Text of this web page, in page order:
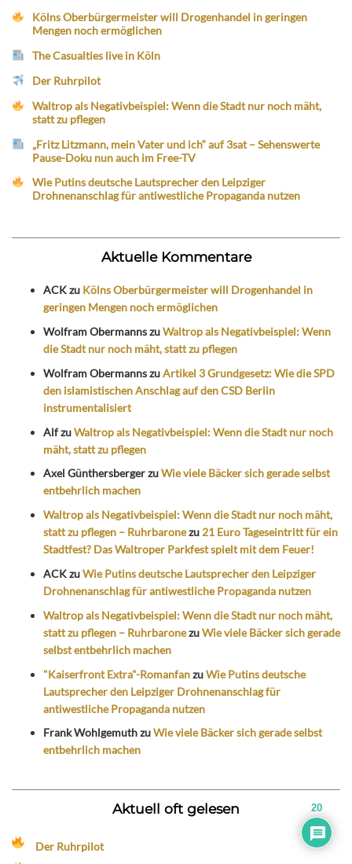
Kölns Oberbürgermeister will Drogenhandel in geringen
Mengen noch ermöglichen
The Casualties live in Köln
Der Ruhrpilot
Waltrop als Negativbeispiel: Wenn die Stadt nur noch mäht,
statt zu pflegen
„Fritz Litzmann, mein Vater und ich“ auf 3sat – Sehenswerte
Pause-Doku nun auch im Free-TV
Wie Putins deutsche Lautsprecher den Leipziger
Drohnenanschlag für antiwestliche Propaganda nutzen
Aktuelle Kommentare
ACKzu Kölns Oberbürgermeister will Drogenhandel in
geringen Mengen noch ermöglichen
Wolfram ObermannszuWaltrop als Negativbeispiel: Wenn
die Stadt nur noch mäht, statt zu pflegen
Wolfram ObermannszuArtikel 3 Grundgesetz: Wie die SPD
den islamistischen Anschlag auf den CSD Berlin
instrumentalisiert
AlfzuWaltrop als Negativbeispiel: Wenn die Stadt nur noch
mäht, statt zu pflegen
Axel GünthersbergerzuWie viele Bäcker sich gerade selbst
entbehrlich machen
Waltrop als Negativbeispiel: Wenn die Stadt nur noch mäht,
statt zu pflegen – Ruhrbaronezu 21 Euro Tageseintritt für ein
Stadtfest? Das Waltroper Parkfest spielt mit dem Feuer!
ACKzuWie Putins deutsche Lautsprecher den Leipziger
Drohnenanschlag für antiwestliche Propaganda nutzen
Waltrop als Negativbeispiel: Wenn die Stadt nur noch mäht,
statt zu pflegen – RuhrbaronezuWie viele Bäcker sich gerade
selbst entbehrlich machen
"Kaiserfront Extra"-RomanfanzuWie Putins deutsche
Lautsprecher den Leipziger Drohnenanschlag für
antiwestliche Propaganda nutzen
Frank WohlgemuthzuWie viele Bäcker sich gerade selbst
entbehrlich machen
Aktuell oft gelesen
Der Ruhrpilot
20